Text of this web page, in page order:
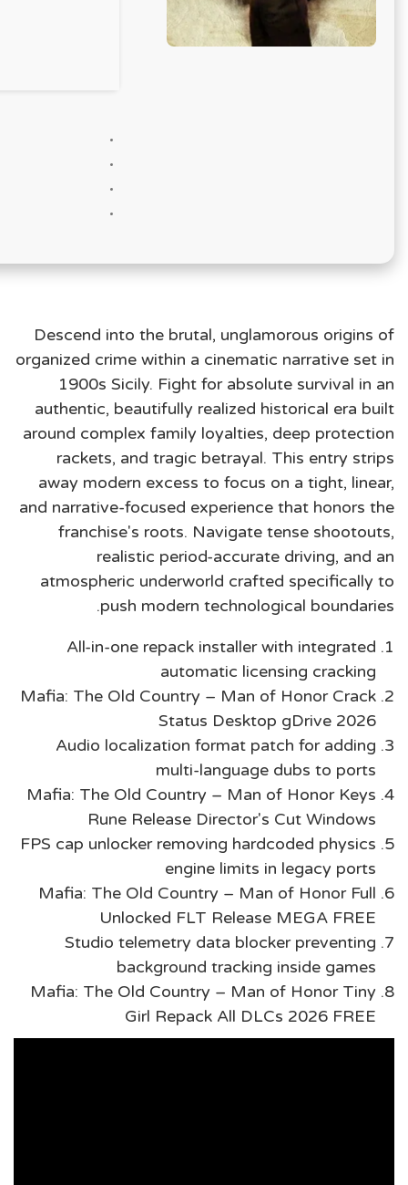
Descend into the brutal, unglamorous origins of
organized crime within a cinematic narrative set in
1900s Sicily. Fight for absolute survival in an
authentic, beautifully realized historical era built
around complex family loyalties, deep protection
rackets, and tragic betrayal. This entry strips
away modern excess to focus on a tight, linear,
and narrative-focused experience that honors the
franchise's roots. Navigate tense shootouts,
realistic period-accurate driving, and an
atmospheric underworld crafted specifically to
push modern technological boundaries.
All-in-one repack installer with integrated
automatic licensing cracking
Mafia: The Old Country – Man of Honor Crack
Status Desktop gDrive 2026
Audio localization format patch for adding
multi-language dubs to ports
Mafia: The Old Country – Man of Honor Keys
Rune Release Director's Cut Windows
FPS cap unlocker removing hardcoded physics
engine limits in legacy ports
Mafia: The Old Country – Man of Honor Full
Unlocked FLT Release MEGA FREE
Studio telemetry data blocker preventing
background tracking inside games
Mafia: The Old Country – Man of Honor Tiny
Girl Repack All DLCs 2026 FREE